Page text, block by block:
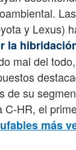
y Lexus)
la
mal del
de su
C-HR, el
más